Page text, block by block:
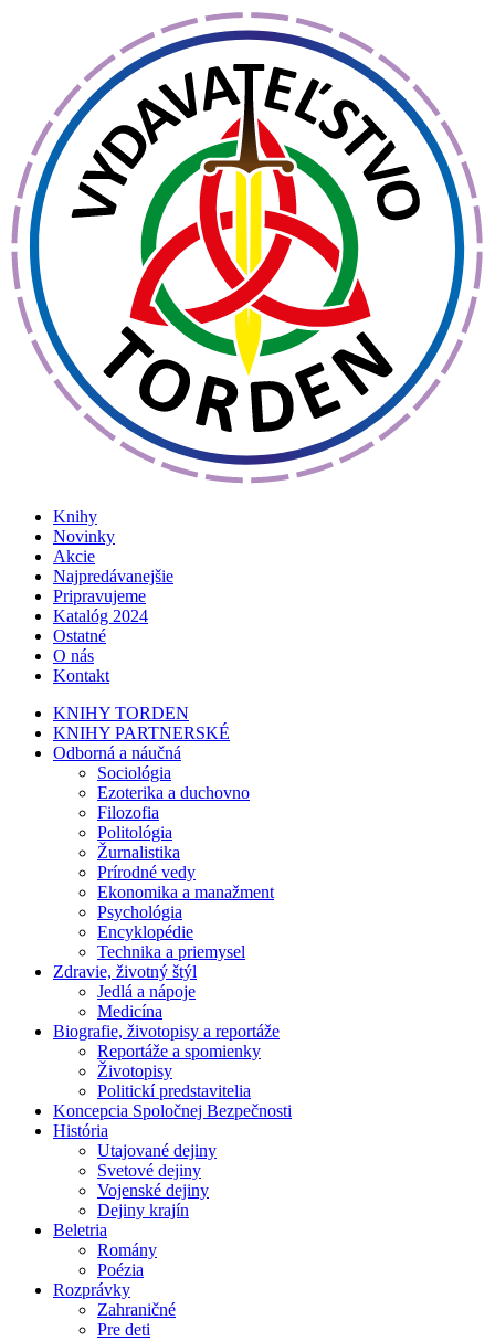
Knihy
Novinky
Akcie
Najpredávanejšie
Pripravujeme
Katalóg 2024
Ostatné
O nás
Kontakt
KNIHY TORDEN
KNIHY PARTNERSKÉ
Odborná a náučná
Sociológia
Ezoterika a duchovno
Filozofia
Politológia
Žurnalistika
Prírodné vedy
Ekonomika a manažment
Psychológia
Encyklopédie
Technika a priemysel
Zdravie, životný štýl
Jedlá a nápoje
Medicína
Biografie, životopisy a reportáže
Reportáže a spomienky
Životopisy
Politickí predstavitelia
Koncepcia Spoločnej Bezpečnosti
História
Utajované dejiny
Svetové dejiny
Vojenské dejiny
Dejiny krajín
Beletria
Romány
Poézia
Rozprávky
Zahraničné
Pre deti